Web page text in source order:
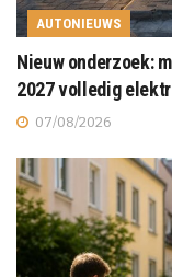
AUTONIEUWS
Nieuw onderzoek:
2027 volledig
07/08/2026